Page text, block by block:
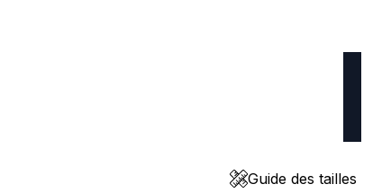
Guide des tailles